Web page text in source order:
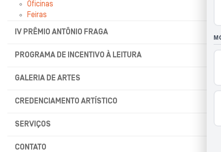
Oficinas
Feiras
IV PRÊMIO ANTÔNIO FRAGA
PROGRAMA DE INCENTIVO À LEITURA
GALERIA DE ARTES
CREDENCIAMENTO ARTÍSTICO
SERVIÇOS
CONTATO